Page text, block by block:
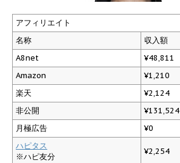
アフィリエイト
名称
収入額
A8net
¥48,811
Amazon
¥1,210
楽天
¥2,124
非公開
¥131,524
月極広告
¥0
ハピタス
※ハピ友分
¥2,254